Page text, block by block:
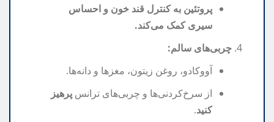
پروتئین به کنترل قند خون و احساس
سیری کمک می‌کند.
چربی‌های سالم:
آووکادو، روغن زیتون، مغزها و دانه‌ها.
از سرخ‌کردنی‌ها و چربی‌های ترانس پرهیز
کنید.